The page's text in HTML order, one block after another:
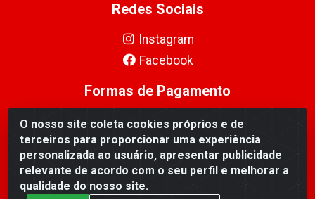
O nosso site coleta cookies próprios e de
terceiros para proporcionar uma experiência
personalizada ao usuário, apresentar publicidade
relevante de acordo com o seu perfil e melhorar a
qualidade do nosso site.
Redes Sociais
Instagram
Facebook
Formas de Pagamento
Ricopeças Comércio de componentes Eletrônicos Ltda -
Rua Alicio Francisco Mafra, 968 - Jardim Taroba,